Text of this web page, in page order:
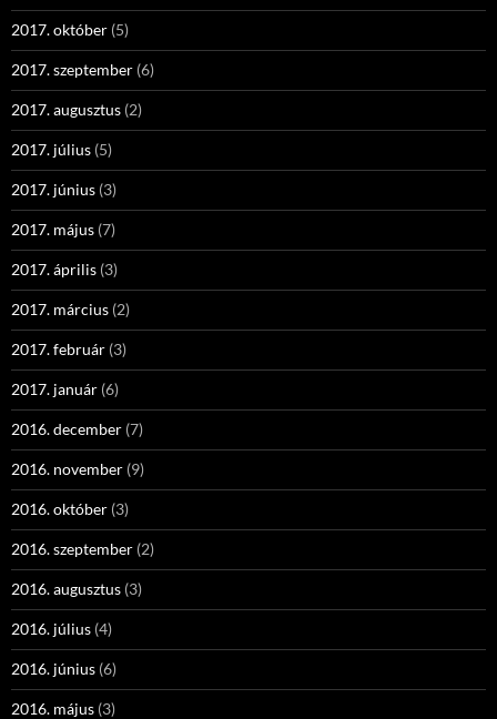
2017. október (5)
2017. szeptember (6)
2017. augusztus (2)
2017. július (5)
2017. június (3)
2017. május (7)
2017. április (3)
2017. március (2)
2017. február (3)
2017. január (6)
2016. december (7)
2016. november (9)
2016. október (3)
2016. szeptember (2)
2016. augusztus (3)
2016. július (4)
2016. június (6)
2016. május (3)